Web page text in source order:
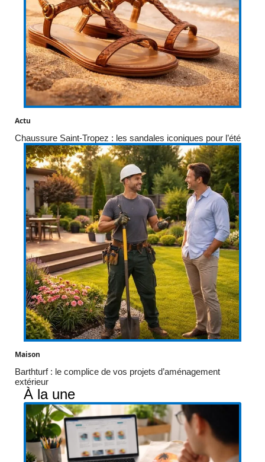
Actu
Chaussure Saint-Tropez : les sandales iconiques pour l’été
Maison
Barthturf : le complice de vos projets d’aménagement
extérieur
À la une